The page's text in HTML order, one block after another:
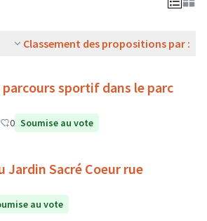
Classement des propositions par :
sportif dans le parc
0 Soumise au vote
Jardin Sacré Coeur rue
au vote